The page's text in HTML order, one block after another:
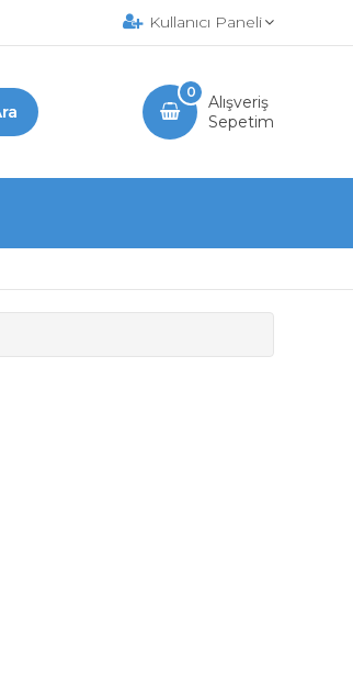
Kullanıcı Paneli
Alışveriş
Sepetim
0